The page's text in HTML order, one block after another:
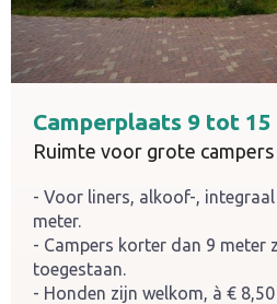
Camperplaats 9 tot
Ruimte voor grote
Voor liners, alkoof-,
meter.
Campers korter dan 9 meter
toegestaan.
Honden zijn welkom, à € 8,50